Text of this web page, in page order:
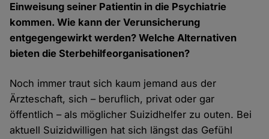
Einweisung seiner Patientin in die Psychiatrie
kommen. Wie kann der Verunsicherung
entgegengewirkt werden? Welche Alternativen
bieten die Sterbehilfeorganisationen?
Noch immer traut sich kaum jemand aus der
Ärzteschaft, sich – beruflich, privat oder gar
öffentlich – als möglicher Suizidhelfer zu outen. Bei
aktuell Suizidwilligen hat sich längst das Gefühl